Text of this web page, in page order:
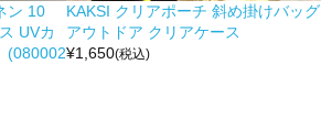
ン 10
UVカ
(080002
KAKSI クリアポーチ 斜め掛けバッグ
アウトドア クリアケース
¥1,650(税込)